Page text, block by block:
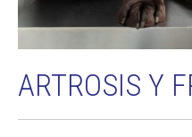
ARTROSIS Y